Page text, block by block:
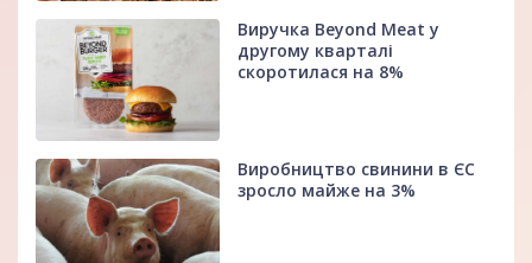
Виручка Beyond Meat у
другому кварталі
скоротилася на 8%
Виробництво свинини в ЄС
зросло майже на 3%